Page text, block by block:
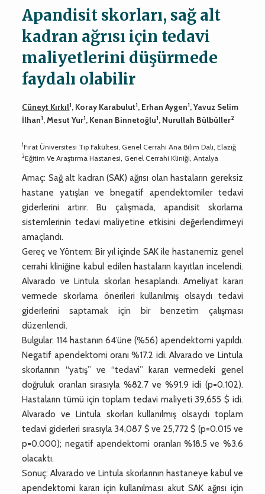
Apandisit skorları, sağ alt
kadran ağrısı için tedavi
maliyetlerini düşürmede
faydalı olabilir
Cüneyt Kırkıl1, Koray Karabulut1, Erhan Aygen1, Yavuz Selim
İlhan1, Mesut Yur1, Kenan Binnetoğlu1, Nurullah Bülbüller2
1Fırat Üniversitesi Tıp Fakültesi, Genel Cerrahi Ana Bilim Dalı, Elazığ
2Eğitim Ve Araştırma Hastanesi, Genel Cerrahi Kliniği, Antalya
Amaç: Sağ alt kadran (SAK) ağrısı olan hastaların gereksiz
hastane yatışları ve bnegatif apendektomiler tedavi
giderlerini artırır. Bu çalışmada, apandisit skorlama
sistemlerinin tedavi maliyetine etkisini değerlendirmeyi
amaçlandı.
Gereç ve Yöntem: Bir yıl içinde SAK ile hastanemiz genel
cerrahi kliniğine kabul edilen hastaların kayıtları incelendi.
Alvarado ve Lintula skorları hesaplandı. Ameliyat kararı
vermede skorlama önerileri kullanılmış olsaydı tedavi
giderlerini saptamak için bir benzetim çalışması
düzenlendi.
Bulgular: 114 hastanın 64’üne (%56) apendektomi yapıldı.
Negatif apendektomi oranı %17.2 idi. Alvarado ve Lintula
skorlarının “yatış” ve “tedavi” kararı vermedeki genel
doğruluk oranları sırasıyla %82.7 ve %91.9 idi (p=0.102).
Hastaların tümü için toplam tedavi maliyeti 39,655 $ idi.
Alvarado ve Lintula skorları kullanılmış olsaydı toplam
tedavi giderleri sırasıyla 34,087 $ ve 25,772 $ (p=0.015 ve
p=0.000); negatif apendektomi oranları %18.5 ve %3.6
olacaktı.
Sonuç: Alvarado ve Lintula skorlarının hastaneye kabul ve
apendektomi kararı için kullanılması akut SAK ağrısı için